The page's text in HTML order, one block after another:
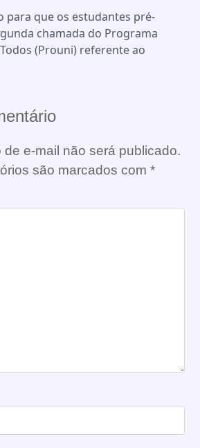
para que os estudantes pré-
chamada do Programa
(Prouni) referente ao
e-mail não será publicado.
são marcados com *